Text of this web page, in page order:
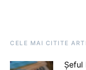
CELE MAI CITITE
Șeful